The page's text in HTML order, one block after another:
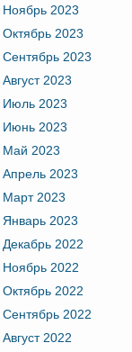
Ноябрь 2023
Октябрь 2023
Сентябрь 2023
Август 2023
Июль 2023
Июнь 2023
Май 2023
Апрель 2023
Март 2023
Январь 2023
Декабрь 2022
Ноябрь 2022
Октябрь 2022
Сентябрь 2022
Август 2022